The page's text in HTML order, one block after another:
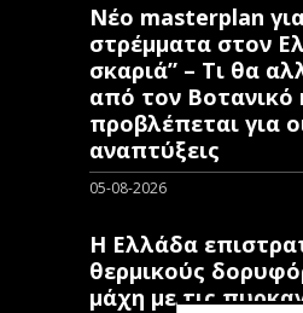
Νέο masterplan
στρέμματα στον
σκαριά” – Τι θα
από τον Βοτανικό
προβλέπεται για
αναπτύξεις
05-08-2026
Η Ελλάδα
θερμικούς
μάχη με τις